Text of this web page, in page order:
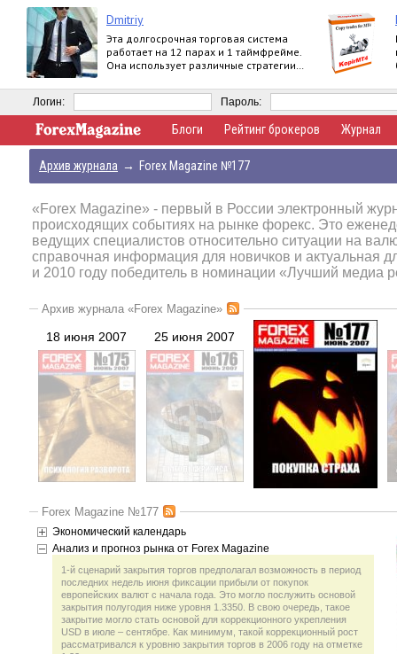
Dmitriy
Эта долгосрочная торговая система
работает на 12 парах и 1 таймфрейме.
Она использует различные стратегии
Логин: Пароль:
Блоги Рейтинг брокеров Журнал
Архив журнала → Forex Magazine №177
«Forex Magazine» - первый в России электронный
происходящих событиях на рынке форекс. Это
ведущих специалистов относительно ситуации на
справочная информация для новичков и актуальная
и 2010 году победитель в номинации «Лучший медиа
Архив журнала «Forex Magazine»
18 июня 2007 25 июня 2007
Forex Magazine №177
Экономический календарь
Анализ и прогноз рынка от Forex Magazine
1-й сценарий закрытия торгов предполагал возможность в период
последних недель июня фиксации прибыли от покупок
европейских валют с начала года. Это могло послужить основой
закрытия полугодия ниже уровня 1.3350. В свою очередь, такое
закрытие могло стать основой для коррекционного укрепления
USD в июле – сентябре. Как минимум, такой коррекционный рост
рассматривался к уровню закрытия торгов в 2006 году на отметке